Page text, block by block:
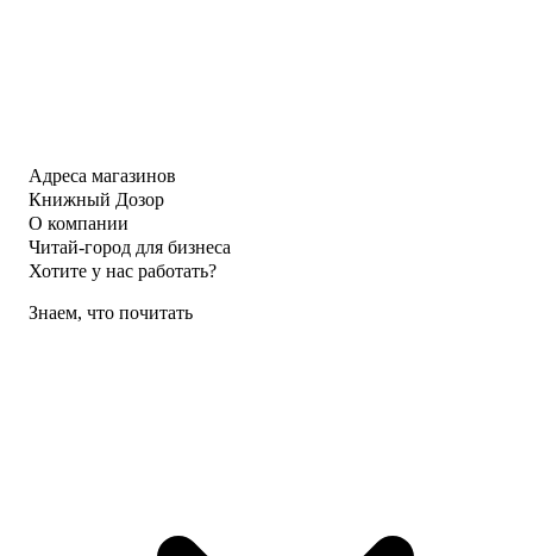
Адреса магазинов
Книжный Дозор
О компании
Читай-город для бизнеса
Хотите у нас работать?
Знаем, что почитать